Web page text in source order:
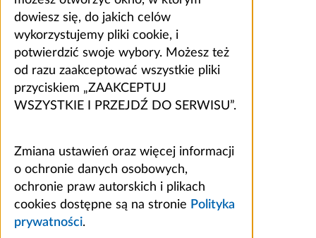
dowiesz się, do jakich celów
wykorzystujemy pliki cookie, i
potwierdzić swoje wybory. Możesz też
od razu zaakceptować wszystkie pliki
przyciskiem „ZAAKCEPTUJ
WSZYSTKIE I PRZEJDŹ DO SERWISU”.
Zmiana ustawień oraz więcej informacji
o ochronie danych osobowych,
ochronie praw autorskich i plikach
cookies dostępne są na stronie Polityka
prywatności.